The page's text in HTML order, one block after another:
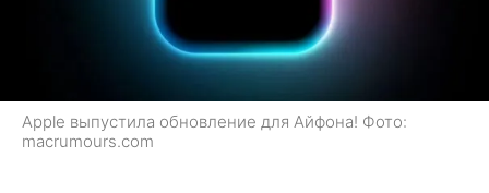
Apple выпустила обновление для Айфона! Фото:
macrumours.com